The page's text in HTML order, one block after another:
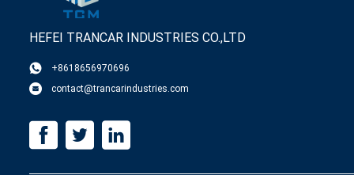
HEFEI TRANCAR INDUSTRIES CO.,LTD
+8618656970696
contact@trancarindustries.com